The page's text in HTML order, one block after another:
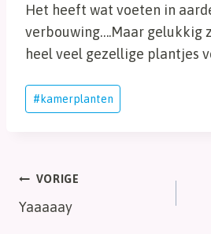
Het heeft wat voeten in
verbouwing….Maar gelukkig
heel veel gezellige plantjes
Bericht
tags:
#kamerplanten
Bericht
navigatie
VORIGE
Yaaaaay